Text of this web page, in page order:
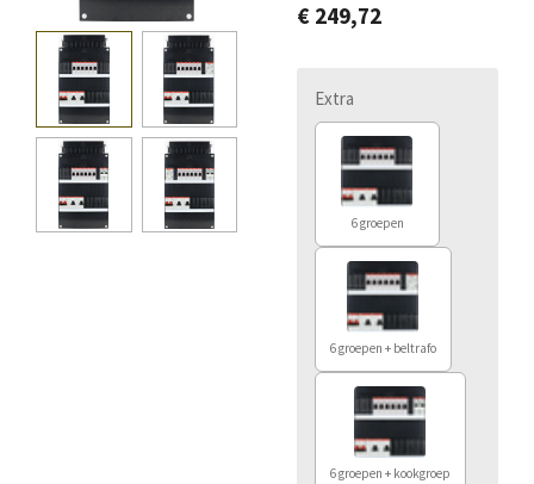
€ 249,72
Extra
6 groepen
6 groepen + beltrafo
6 groepen + kookgroep